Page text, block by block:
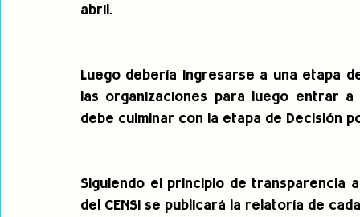
abril.
Luego debería ingresarse a una etapa
las organizaciones para luego entrar a
debe culminar con la etapa de Decisión
Siguiendo el principio de transparencia
del CENSI se publicará la relatoría de